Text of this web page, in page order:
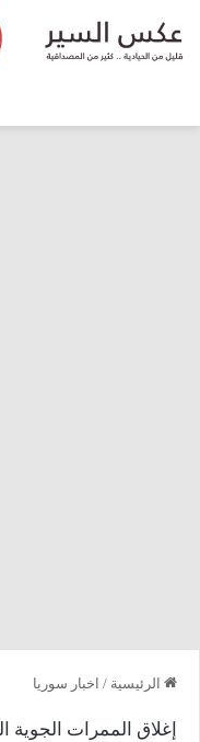
الرئيسية / اخبار سوريا
إغلاق الممرات الجوية